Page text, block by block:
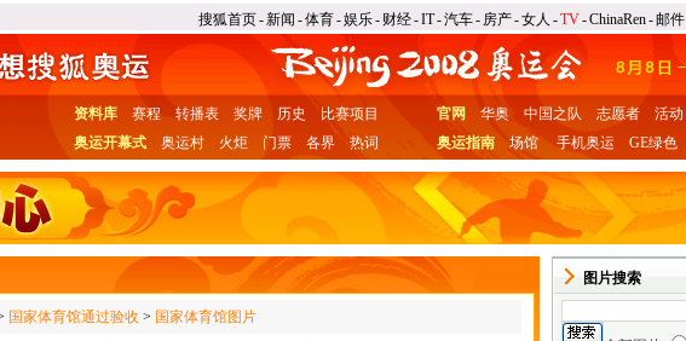
搜狐首页-新闻 -体育-娱乐- 财经-IT-汽车- 房产-女人 -TV-ChinaRen-邮件
资料库 赛程 转播表 奖牌 历史
比赛项目
奥运开幕式
奥运村 火炬 门票 各界 热词
官网 华奥 中国之队 志愿者 活动
奥运指南
场馆 手机奥运 GE绿色
国家体育馆通过验收 > 国家体育馆图片
图片搜索